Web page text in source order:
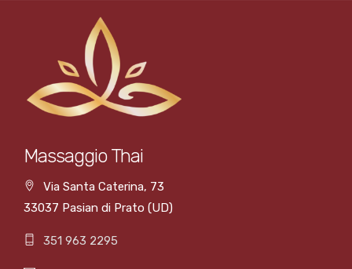
Massaggio Thai
Via Santa Caterina, 73
33037 Pasian di Prato (UD)
351 963 2295